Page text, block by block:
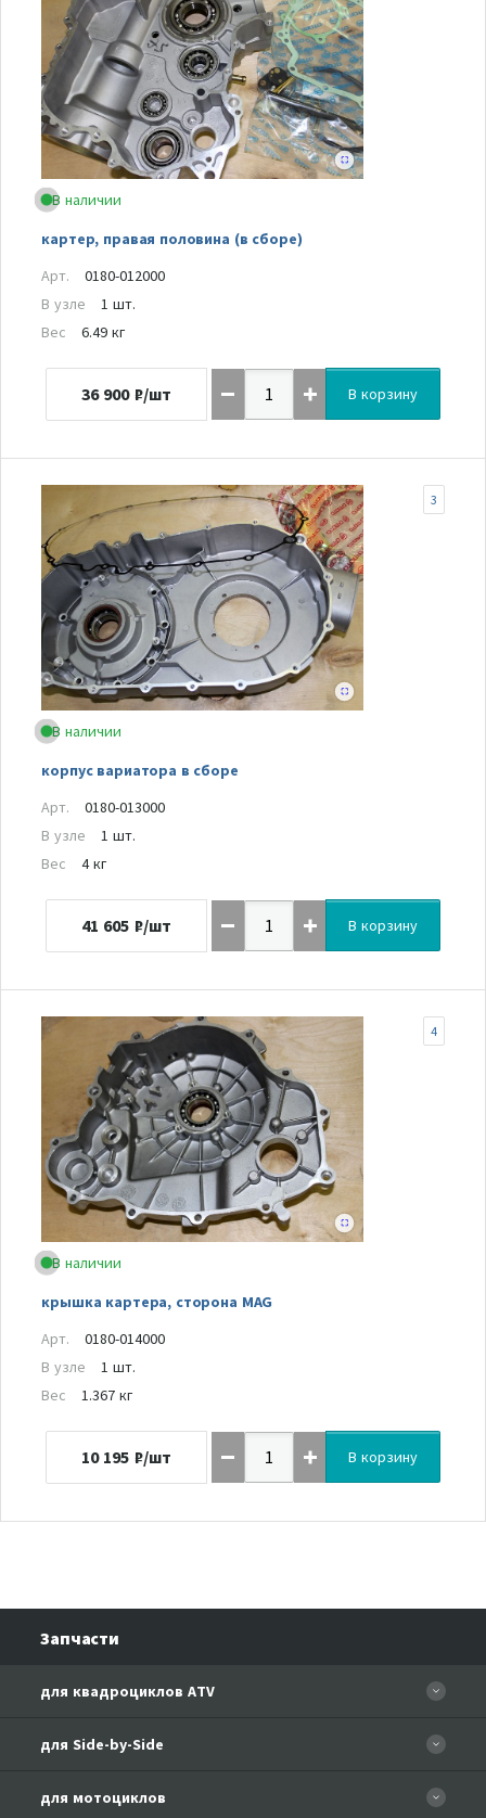
В наличии
картер, правая половина (в сборе)
Арт.
0180-012000
В узле
1 шт.
Вес
6.49 кг
36 900 ₽/шт В корзину
В наличии
корпус вариатора в сборе
3
Арт.
0180-013000
В узле
1 шт.
Вес
4 кг
41 605 ₽/шт В корзину
В наличии
крышка картера, сторона MAG
4
Арт.
0180-014000
В узле
1 шт.
Вес
1.367 кг
10 195 ₽/шт В корзину
Запчасти
для квадроциклов ATV
CFORCE 110 EFI
CF500-A Basic
для Side-by-Side
для мотоциклов